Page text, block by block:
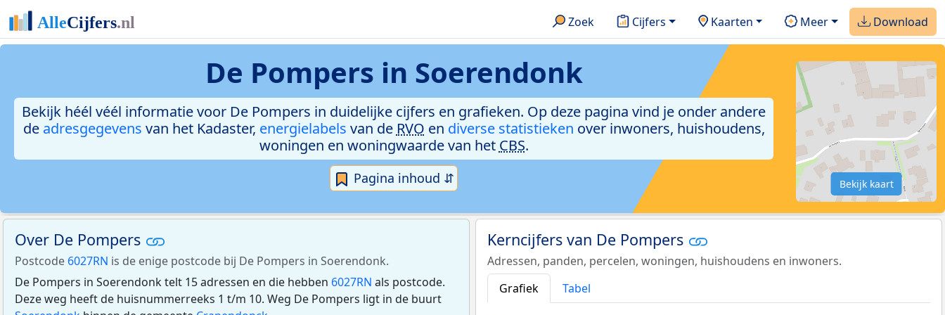
Zoek Cijfers Kaarten Meer Download
De Pompers in Soerendonk
Bekijk héél véél informatie voor De Pompers in duidelijke cijfers en grafieken. Op deze pagina vind je onder andere
de adresgegevens van het Kadaster, energielabels van de RVO en diverse statistieken over inwoners, huishoudens,
woningen en woningwaarde van het CBS.
Pagina inhoud ⇵ Bekijk kaart
Over De Pompers
Postcode 6027RN is de enige postcode bij De Pompers in Soerendonk.
De Pompers in Soerendonk telt 15 adressen en die hebben 6027RN als postcode.
Deze weg heeft de huisnummerreeks 1 t/m 10. Weg De Pompers ligt in de buurt
Kerncijfers van De Pompers
Adressen, panden, percelen, woningen, huishoudens en inwoners.
Grafiek
Tabel